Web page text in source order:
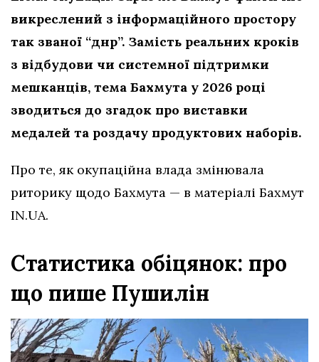
викреслений з інформаційного простору
так званої “днр”. Замість реальних кроків
з відбудови чи системної підтримки
мешканців, тема Бахмута у 2026 році
зводиться до згадок про виставки
медалей та роздачу продуктових наборів.
Про те, як окупаційна влада змінювала
риторику щодо Бахмута — в матеріалі Бахмут
IN.UA.
Статистика обіцянок: про
що пише Пушилін